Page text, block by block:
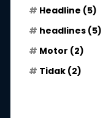
Headline (5)
headlines (5)
Motor (2)
Tidak (2)